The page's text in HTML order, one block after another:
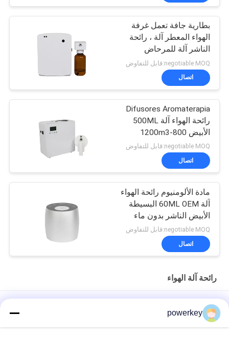
بطارية جافة تعمل غرفة
الهواء المعطر آلة ، رائحة
الناشر آلة للمرحاض
negotiable MOQ:قابل للتفاوض
اتصال
Difusores Aromaterapia
رائحة الهواء آلة 500ML
الأبيض 800-1200m3
تغطية رائحة
negotiable MOQ:قابل للتفاوض
اتصال
مادة الألومنيوم رائحة الهواء
آلة 60ML OEM البسيطة
الأبيض الناشر بدون ماء
negotiable MOQ:قابل للتفاوض
اتصال
رائحة آلة الهواء
الألومنيومpowerkey